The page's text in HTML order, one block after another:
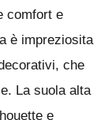
comfort e
è impreziosita
che
La suola alta
e